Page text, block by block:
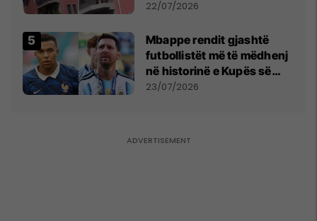
22/07/2026
Mbappe rendit gjashtë
futbollistët më të mëdhenj
në historinë e Kupës së
Botës, Messi mbetet i dyti
23/07/2026